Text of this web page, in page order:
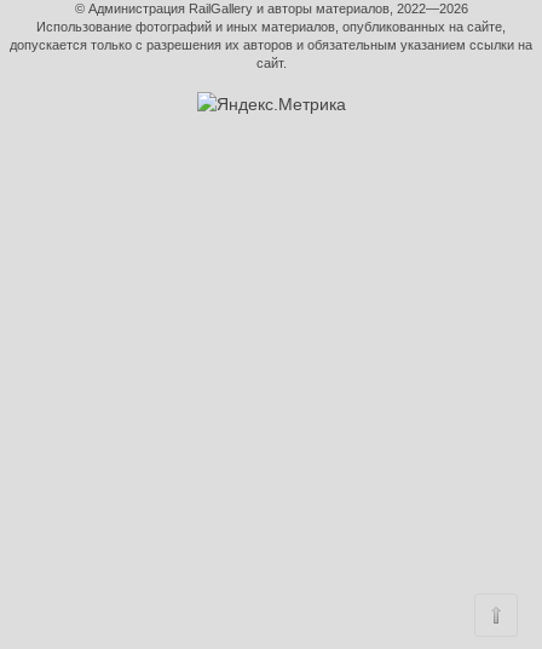
© Администрация RailGallery и авторы материалов, 2022—2026
Использование фотографий и иных материалов, опубликованных на сайте,
допускается только с разрешения их авторов и обязательным указанием ссылки на
сайт.